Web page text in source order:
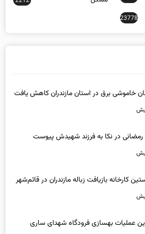
23778
خاموشی برق در استان مازندران کاهش یافت
رمضانی در نکا به فرزند شهیدش پیوست
کارخانه بازیافت زباله مازندران در قائم‌شهر
عملیات بهسازی فرودگاه شهدای ساری